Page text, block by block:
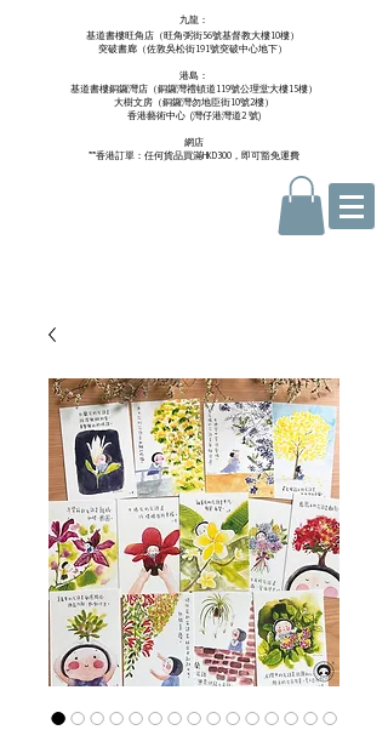
九龍：
基道書樓旺角店（旺角弼街56號基督教大樓10樓）
突破書廊（佐敦吳松街191號突破中心地下）
港島：
基道書樓銅鑼灣店（銅鑼灣禮頓道119號公理堂大樓15樓）
大樹文房（銅鑼灣勿地臣街10號2樓）
香港藝術中心 ​ (灣仔港灣道2 號)
網店
**香港訂單：任何貨品買滿HKD300，即可豁免運費